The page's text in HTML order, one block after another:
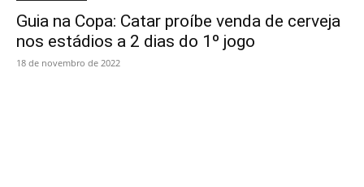
Guia na Copa: Catar proíbe venda de cerveja
nos estádios a 2 dias do 1º jogo
18 de novembro de 2022